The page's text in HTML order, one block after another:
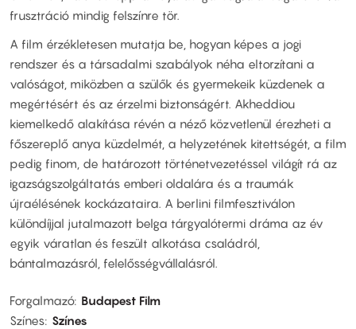
frusztráció mindig felszínre tör.
A film érzékletesen mutatja be, hogyan képes a jogi
rendszer és a társadalmi szabályok néha eltorzítani a
valóságot, miközben a szülők és gyermekeik küzdenek a
megértésért és az érzelmi biztonságért. Akheddiou
kiemelkedő alakítása révén a néző közvetlenül érezheti a
főszereplő anya küzdelmét, a helyzetének kitettségét, a film
pedig finom, de határozott történetvezetéssel világít rá az
igazságszolgáltatás emberi oldalára és a traumák
újraélésének kockázataira. A berlini filmfesztiválon
különdíjjal jutalmazott belga tárgyalótermi dráma az év
egyik váratlan és feszült alkotása családról,
bántalmazásról, felelősségvállalásról.
Forgalmazó Budapest Film
Színes Színes